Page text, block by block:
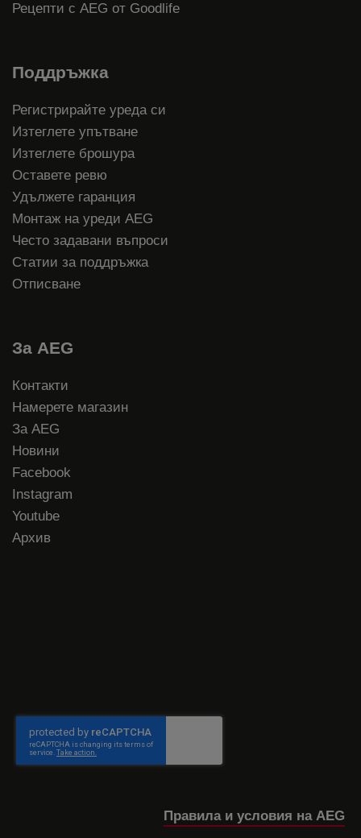
Рецепти с AEG от Goodlife
Поддръжка
Регистрирайте уреда си
Изтеглете упътване
Изтеглете брошура
Оставете ревю
Удължете гаранция
Монтаж на уреди AEG
Често задавани въпроси
Статии за поддръжка
Отписване
За AEG
Контакти
Намерете магазин
За AEG
Новини
Facebook
Instagram
Youtube
Архив
Правила и условия на AEG